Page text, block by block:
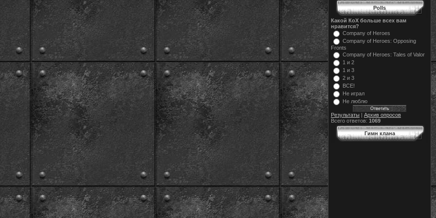
Polls
Какой КоХ больше всех вам
нравится?
Company of Heroes
Company of Heroes: Opposing
Fronts
Company of Heroes: Tales of Valor
1 и 2
1 и 3
2 и 3
ВСЕ!
Не играл
Не люблю
Результаты | Архив опросов
Всего ответов: 1069
Гимн клана